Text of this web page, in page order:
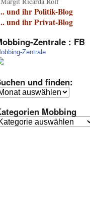
.. und ihr Politik-Blog
.. und ihr Privat-Blog
Zentrale : FB
Zentrale
und finden:
Mobbing